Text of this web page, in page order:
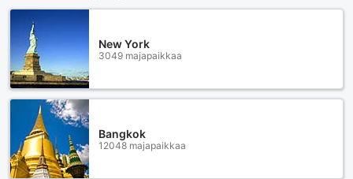
New York
3049 majapaikkaa
Bangkok
12048 majapaikkaa